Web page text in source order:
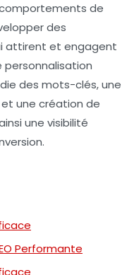
de
des
attirent et engagent
des mots-clés, une
une création de
une visibilité
Performante